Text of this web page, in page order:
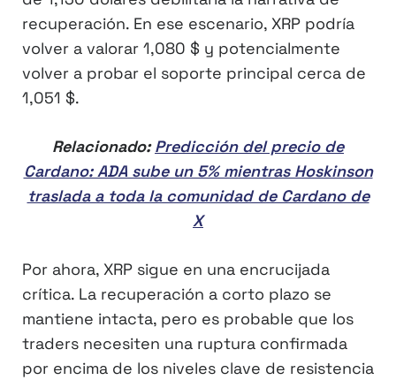
recuperación. En ese escenario, XRP podría
volver a valorar 1,080 $ y potencialmente
volver a probar el soporte principal cerca de
1,051 $.
Relacionado:Predicción del precio de
Cardano: ADA sube un 5% mientras Hoskinson
traslada a toda la comunidad de Cardano de
X
Por ahora, XRP sigue en una encrucijada
crítica. La recuperación a corto plazo se
mantiene intacta, pero es probable que los
traders necesiten una ruptura confirmada
por encima de los niveles clave de resistencia